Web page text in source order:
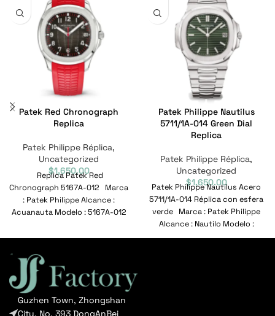
Patek Red Chronograph
Replica
Patek Philippe Réplica,
Uncategorized
$1,650.00
Replica Patek Red
Chronograph 5167A-012 Marca
: Patek Philippe Alcance :
Acuanauta Modelo : 5167A-012
Patek Philippe Nautilus
5711/1A-014 Green Dial
Replica
Patek Philippe Réplica,
Uncategorized
$1,650.00
Patek Philippe Nautilus Acero
5711/1A-014 Réplica con esfera
verde Marca : Patek Philippe
Alcance : Nautilo Modelo :
5711/1A-014
Guzhen Town, Zhongshan
City, No. 393 DongAnBei